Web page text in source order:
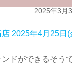
2025年3月
2025年4月25日(
ドができるそう